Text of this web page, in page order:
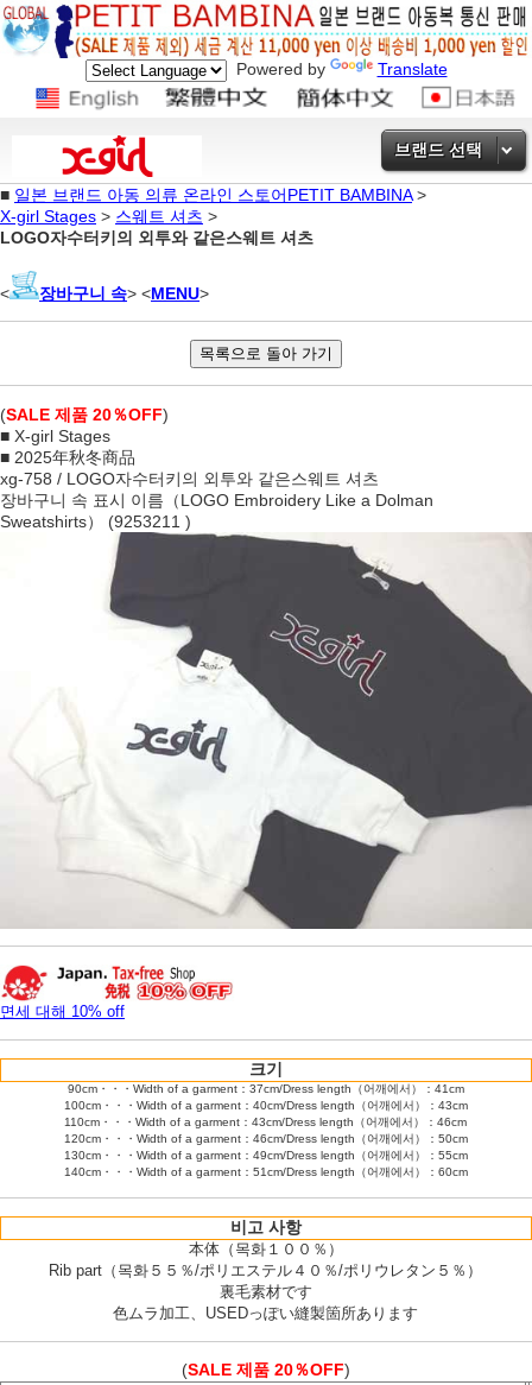
Powered by Translate
브랜드 선택
■ 일본 브랜드 아동 의류 온라인 스토어PETIT BAMBINA>
X-girl Stages > 스웨트 셔츠 >
LOGO자수터키의 외투와 같은스웨트 셔츠
< 장바구니 속> <MENU>
(SALE 제품 20％OFF)
■ X-girl Stages
■ 2025年秋冬商品
xg-758 / LOGO자수터키의 외투와 같은스웨트 셔츠
장바구니 속 표시 이름（LOGO Embroidery Like a Dolman
Sweatshirts） (9253211 )
면세 대해 10% off
크기
90cm・・・Width of a garment：37cm/Dress length（어깨에서）：41cm
100cm・・・Width of a garment：40cm/Dress length（어깨에서）：43cm
110cm・・・Width of a garment：43cm/Dress length（어깨에서）：46cm
120cm・・・Width of a garment：46cm/Dress length（어깨에서）：50cm
130cm・・・Width of a garment：49cm/Dress length（어깨에서）：55cm
140cm・・・Width of a garment：51cm/Dress length（어깨에서）：60cm
비고 사항
本体（목화１００％）
Rib part（목화５５％/ポリエステル４０％/ポリウレタン５％）
裏毛素材です
色ムラ加工、USEDっぽい縫製箇所あります
(SALE 제품 20％OFF)